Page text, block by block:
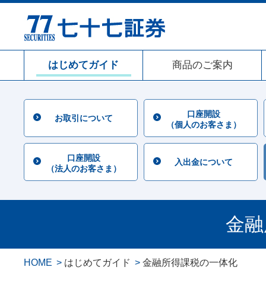
はじめてガイド 商品のご案内
お取引について
口座開設
（個人のお客さま）
口座開設
（法人のお客さま）
入出金について
金
HOME はじめてガイド 金融所得課税の一体化